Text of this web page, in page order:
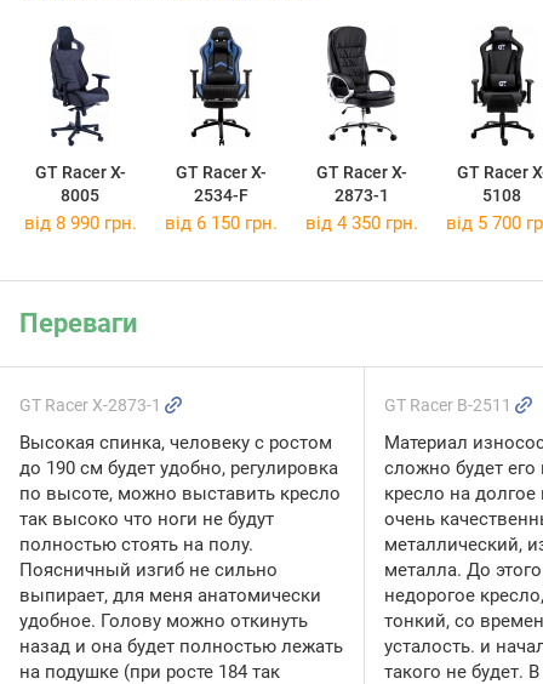
GT Racer X-
8005
GT Racer X-
2534-F
GT Racer X-
2873-1
GT Racer
5108
від 8 990 грн. від 6 150 грн. від 4 350 грн. від 5 700
Переваги
GT Racer X-2873-1
Высокая спинка, человеку с ростом
до 190 см будет удобно, регулировка
по высоте, можно выставить кресло
так высоко что ноги не будут
полностью стоять на полу.
Поясничный изгиб не сильно
выпирает, для меня анатомически
удобное. Голову можно откинуть
назад и она будет полностью лежать
на подушке (при росте 184 так
GT Racer B-2511
Материал
сложно будет его
кресло на
очень
металлический,
металла. До
недорогое
тонкий, со
усталость. и
такого не будет.